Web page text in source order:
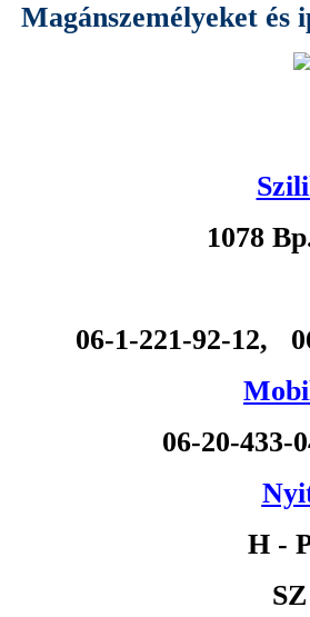
Magánszemélyeket és
1078
06-1-221-92-12,
06-20-
H -